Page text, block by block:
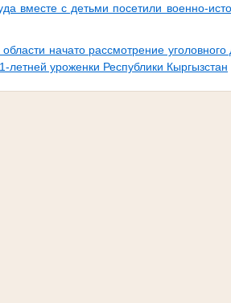
вместе с детьми посетили военно-
начато рассмотрение
летней уроженки Республики Кыргызстан